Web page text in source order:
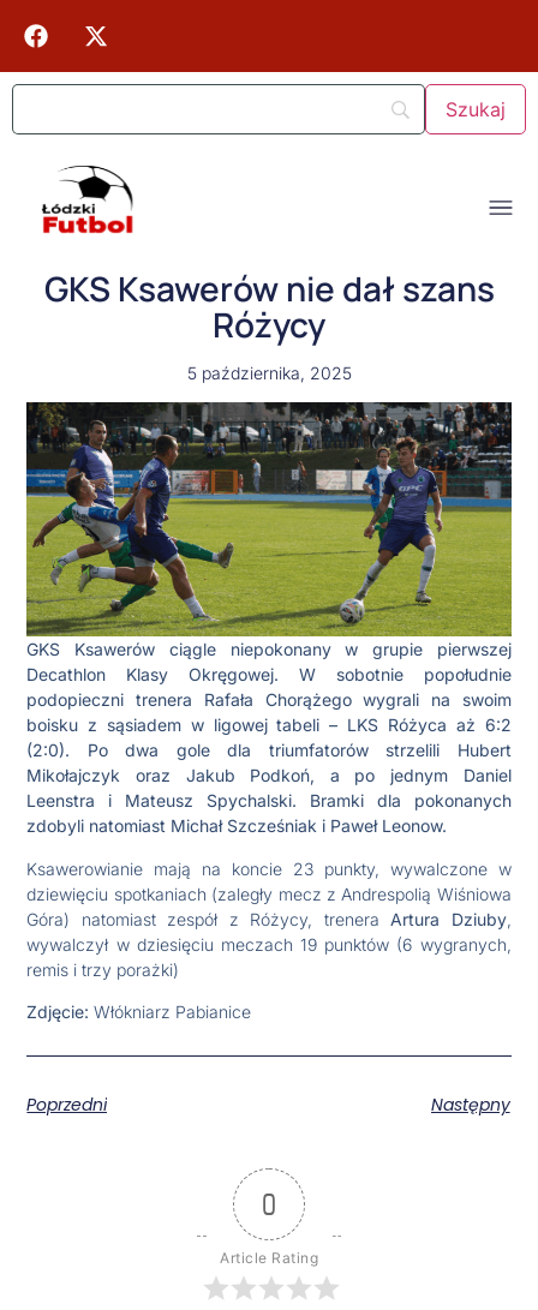
GKS Ksawerów nie dał szans
Różycy
5 października, 2025
GKS Ksawerów ciągle niepokonany w grupie pierwszej
Decathlon Klasy Okręgowej. W sobotnie popołudnie
podopieczni trenera Rafała Chorążego wygrali na swoim
boisku z sąsiadem w ligowej tabeli – LKS Różyca aż 6:2
(2:0). Po dwa gole dla triumfatorów strzelili Hubert
Mikołajczyk oraz Jakub Podkoń, a po jednym Daniel
Leenstra i Mateusz Spychalski. Bramki dla pokonanych
zdobyli natomiast Michał Szcześniak i Paweł Leonow.
Ksawerowianie mają na koncie 23 punkty, wywalczone w
dziewięciu spotkaniach (zaległy mecz z Andrespolią Wiśniowa
Góra) natomiast zespół z Różycy, trenera Artura Dziuby,
wywalczył w dziesięciu meczach 19 punktów (6 wygranych,
remis i trzy porażki)
Zdjęcie: Włókniarz Pabianice
Poprzedni Następny
0
Article Rating